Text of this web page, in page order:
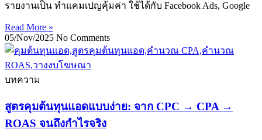
รายงานเป็น ทำแคมเปญคุ้มค่า ใช้ได้กับ Facebook Ads, Google
Read More »
05/Nov/2025 No Comments
บทความ
สูตรคุมต้นทุนแอดแบบง่าย: จาก CPC → CPA →
ROAS จนถึงกำไรจริง